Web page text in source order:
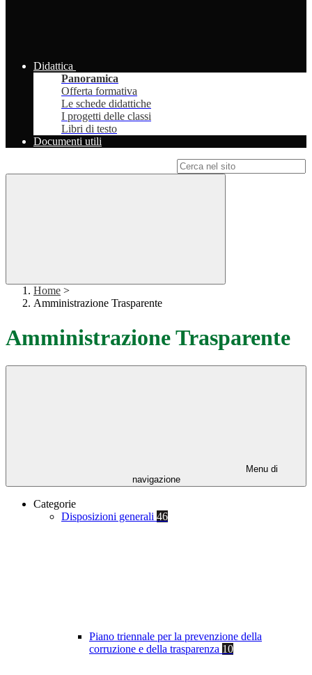
Didattica
Panoramica
Offerta formativa
Le schede didattiche
I progetti delle classi
Libri di testo
Documenti utili
Home >
Amministrazione Trasparente
Amministrazione Trasparente
Menu di
navigazione
Categorie
Disposizioni generali 46
Piano triennale per la prevenzione della
corruzione e della trasparenza 10